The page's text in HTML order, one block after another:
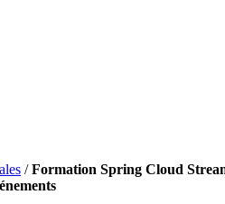
/Formation Spring Cloud